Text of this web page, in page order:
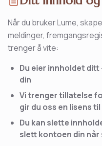
Når du bruker Lume,
meldinger,
trenger å vite:
Du eier innholdet
din
Vi trenger tillatelse
gir du oss en lisens
Du kan slette
slett kontoen din når